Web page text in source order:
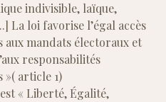
indivisible, laïque,
La loi favorise l’égal accès
aux mandats électoraux et
responsabilités
»( article 1)
« Liberté, Égalité,